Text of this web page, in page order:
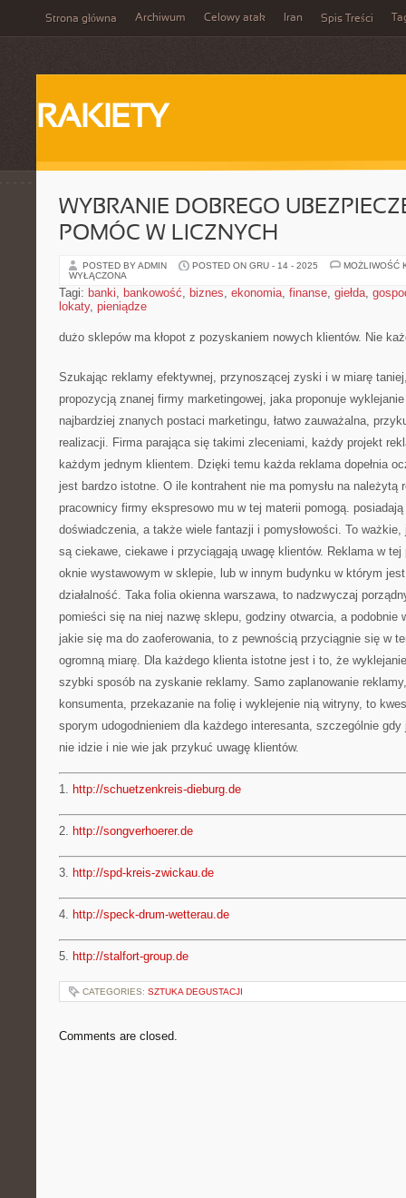
Strona główna Archiwum Celowy atak Iran Spis Treści
RAKIETY
WYBRANIE DOBREGO
POMÓC W LICZNYCH
POSTED BY ADMIN POSTED ON GRU - 14 - 2025
MOŻLIWOŚĆ
WYŁĄCZONA
Tagi: banki, bankowość, biznes, ekonomia, finanse, giełda,
lokaty, pieniądze
dużo sklepów ma kłopot z pozyskaniem nowych klientów. Nie
Szukając reklamy efektywnej, przynoszącej zyski i w miarę
propozycją znanej firmy marketingowej, jaka proponuje
najbardziej znanych postaci marketingu, łatwo zauważalna,
realizacji. Firma parająca się takimi zleceniami, każdy projekt
każdym jednym klientem. Dzięki temu każda reklama dopełnia
jest bardzo istotne. O ile kontrahent nie ma pomysłu na należytą
pracownicy firmy ekspresowo mu w tej materii pomogą.
doświadczenia, a także wiele fantazji i pomysłowości. To
są ciekawe, ciekawe i przyciągają uwagę klientów. Reklama w
oknie wystawowym w sklepie, lub w innym budynku w którym
działalność. Taka folia okienna warszawa, to nadzwyczaj
pomieści się na niej nazwę sklepu, godziny otwarcia, a podobnie
jakie się ma do zaoferowania, to z pewnością przyciągnie się w
ogromną miarę. Dla każdego klienta istotne jest i to, że
szybki sposób na zyskanie reklamy. Samo zaplanowanie
konsumenta, przekazanie na folię i wyklejenie nią witryny, to
sporym udogodnieniem dla każdego interesanta, szczególnie
nie idzie i nie wie jak przykuć uwagę klientów.
1. http://schuetzenkreis-dieburg.de
2. http://songverhoerer.de
3. http://spd-kreis-zwickau.de
4. http://speck-drum-wetterau.de
5. http://stalfort-group.de
CATEGORIES: SZTUKA DEGUSTACJI
Comments are closed.